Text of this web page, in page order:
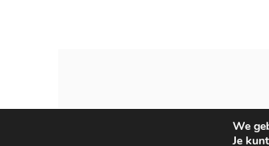
Privacy Beleid
We
Je